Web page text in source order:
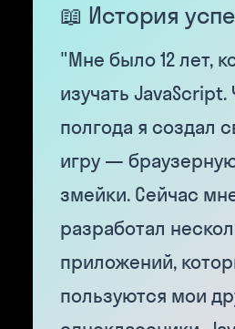
📖 История
"Мне было 12 лет,
изучать JavaScript.
полгода я создал
игру —
змейки. Сейчас
разработал
приложений,
пользуются мои